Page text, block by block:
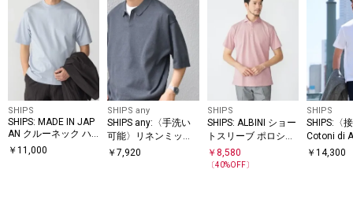
SHIPS
SHIPS: MADE IN JAP
AN クルーネック ハ
イゲージ ポンチ ライ
￥ 11,000
SHIPS any
SHIPS any:〈手洗い
可能〉リネンミック
ス ハイゲージ ニット
￥7,920
SHIPS
SHIPS: ALBINI ショー
トスリーブ ポロシャ
ツ
￥ 8,580
〔40%OFF〕
SHIPS
SHIPS:〈
Cotoni di
ート スリ
￥14,300